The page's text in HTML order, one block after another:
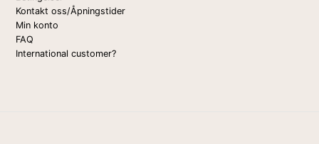
Kontakt oss/Åpningstider
Min konto
FAQ
International customer?